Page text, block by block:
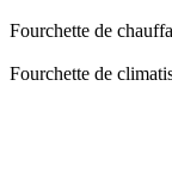
Fourchette de
Fourchette de